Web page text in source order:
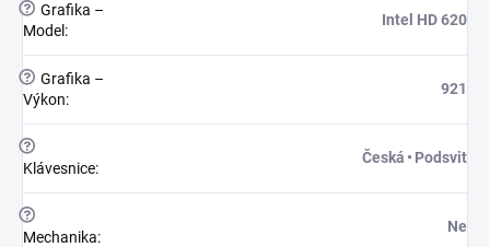
? Grafika –
Model :
Intel HD 620
? Grafika –
Výkon:
921
?
Klávesnice:
Česká • Podsvit
?
Mechanika:
Ne